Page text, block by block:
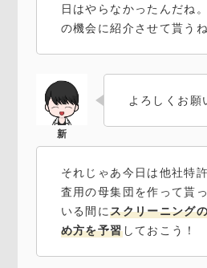
日はやらなかったんだね
の機会に紹介させて貰うね
よろしくお願
それじゃあ今日は他社特
査用の母集団を作って貰
いる間にスクリーニング
め方を予習しておこう！